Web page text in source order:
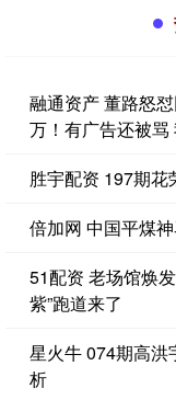
融通资产 董路怒
万！有广告还被骂
胜宇配资 197期
倍加网 中国平煤
51配资 老场馆焕
紫”跑道来了
星火牛 074期高洪
析